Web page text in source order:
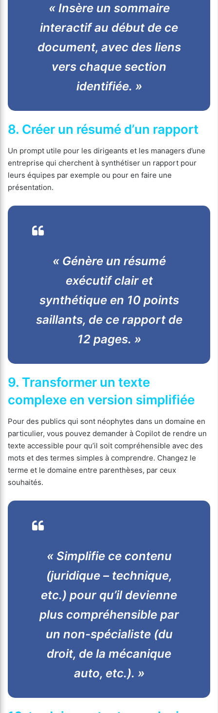
« Insère un sommaire
interactif au début de ce
document, avec des liens
vers chaque section
identifiée. »
8. Créer un résumé d’un rapport
Un prompt utile pour les dirigeants et les managers d’une
entreprise qui cherchent à synthétiser un rapport pour
leurs équipes par exemple ou pour en faire une
présentation.
« Génère un résumé
exécutif clair et
synthétique en 10 points
saillants, de ce rapport de
12 pages. »
9. Transformer un texte
complexe en version simplifiée
Pour des publics qui sont néophytes dans un domaine en
particulier, vous pouvez demander à Copilot de rendre un
texte accessible pour qu’il soit compréhensible avec des
mots et des termes simples à comprendre. Changez le
terme et le domaine entre parenthèses, par ceux
souhaités.
« Simplifie ce contenu
(juridique – technique,
etc.) pour qu’il devienne
plus compréhensible par
un non-spécialiste (du
droit, de la mécanique
auto, etc.). »